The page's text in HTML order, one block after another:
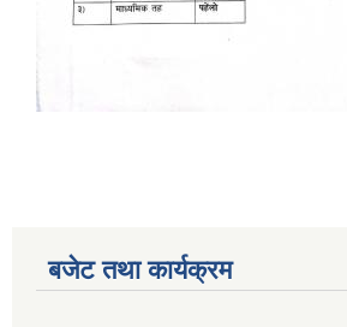
बजेट तथा कार्यक्रम